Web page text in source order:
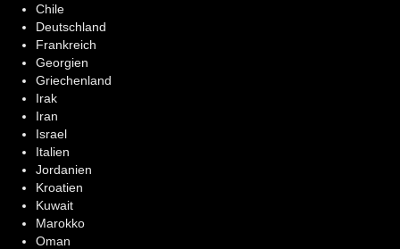
Chile
Deutschland
Frankreich
Georgien
Griechenland
Irak
Iran
Israel
Italien
Jordanien
Kroatien
Kuwait
Marokko
Oman